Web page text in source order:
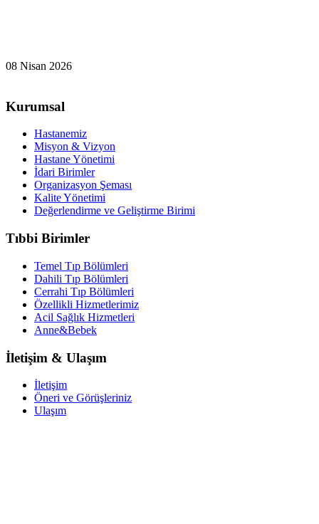
08 Nisan 2026
Kurumsal
Hastanemiz
Misyon & Vizyon
Hastane Yönetimi
İdari Birimler
Organizasyon Şeması
Kalite Yönetimi
Değerlendirme ve Geliştirme Birimi
Tıbbi Birimler
Temel Tıp Bölümleri
Dahili Tıp Bölümleri
Cerrahi Tıp Bölümleri
Özellikli Hizmetlerimiz
Acil Sağlık Hizmetleri
Anne&Bebek
İletişim & Ulaşım
İletişim
Öneri ve Görüşleriniz
Ulaşım